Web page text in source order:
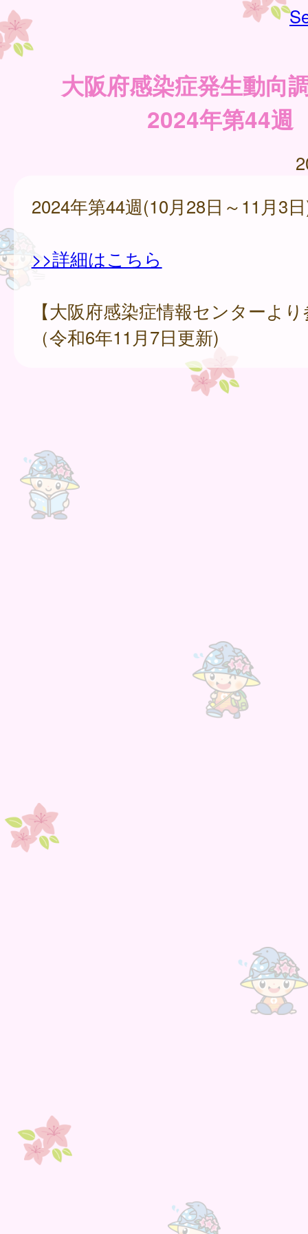
大阪府感染症発生動向
2024年第44週
2024年第44週(10月28日～11月3
>>詳細はこちら
【大阪府感染症情報センターよ
（令和6年11月7日更新)